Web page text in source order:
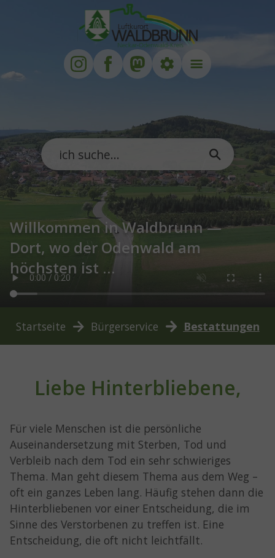
Zum Hauptinhalt springen
Zum Footer springen
Willkommen in Waldbrunn —
Dort, wo der Odenwald am
höchsten ist …
You are here:
Startseite Bürgerservice Bestattungen
Liebe Hinterbliebene,
Für viele Menschen ist die persönliche
Auseinandersetzung mit Sterben, Tod und
Verbleib nach dem Tod ein sehr schwieriges
Thema. Man geht diesem Thema aus dem Weg –
oft ein ganzes Leben lang. Häufig stehen dann die
Hinterbliebenen vor einer Entscheidung, die im
Sinne des Verstorbenen zu treffen ist. Eine
Entscheidung, die oft nicht leichtfällt.